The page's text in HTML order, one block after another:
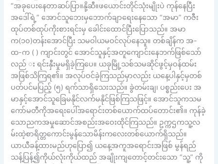
“အခုပေးနေတာဆပ်ပြာ။နို့ဆီ။ဖယောင်းတိုင်သုံးမျိုးပဲ ကုန်နေပြီး
အဒေါ်ရဲ့” အောင်သူဘေးမှဘောက်ချာရေးနေသော “အမာ” ကဇီး
ထုပ်တစ်ထုပ်ကိုးစားရင်းမှ ခေါင်းထောင်ပြီးပြောသည်။ အမာ
က(၁၀)တန်းအောင်ပြီး သမဝါယမဝင်လုပ်နေသူ။ တစ်ချိန်က အ-
ထ-က ( ) ကျာင်းတွင် အောင်သူနှင့်အတူကျောင်းနေဘက်ဖြစ်သော်
လည် း ရင်းနှီးမှုမရှိခဲ့ကြပေ။ ယခုမြို့သစ်သမဆိုင်ဖွင့်မှဝန်ထမ်း
အဖြစ်သိကြရ၏။ အလုပ်ဝင်ခဲ့ကြသည်မှာလည်း ယနေ့ပါနှင့်မှတစ်
ပတ်ပင်မပြည့် (၅) ရက်သာရှိသေးသည်။ ခွဲတမ်းချ၊ ပစ္စည်းပေး အ
မာနှင့်အောင်သူခြေမနိုင်လက်မနိုင်ဖြစ်ကြသဖြင့်။ အောင်သူကသမ
ကော်မတီကိုအရေးပေါ်အရောင်းတစ်ယောက်ထပ်တောင်း၏။ ကုန်ခဲ့
သောညကအမှုဆောင်အစည်းအဝေးထိုင်ကြသည်။ ဥက္ကဌကသူ့လ
မ်းထဲ့စာရိတ္တကောင်းမွန်သောမိန်းကလေးတစ်ယောက်ရှိသည်။
ယာယီခန့်ထားမည်ဟုပြော၍ ယနေ့အကူအရောင်းအဖြစ် မွန်ရည်
သန့်ပြန့်၍ကိုယ်လုံးကိုယ်ထည် အချိုးကျတောင့်တင်းသော “သူ့” ကို